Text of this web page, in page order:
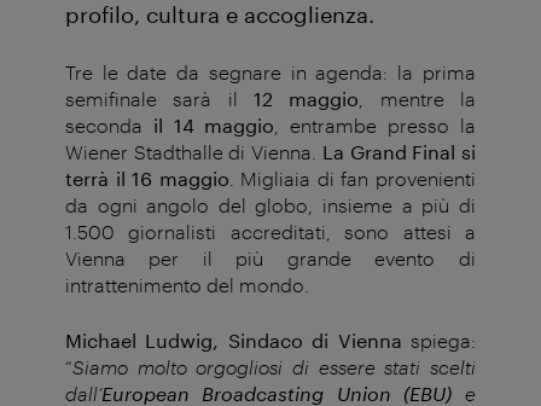
profilo, cultura e accoglienza.
Tre le date da segnare in agenda: la prima
semifinale sarà il 12 maggio , mentre la
seconda il 14 maggio , entrambe presso la
Wiener Stadthalle di Vienna. La Grand Final si
terrà il 16 maggio . Migliaia di fan provenienti
da ogni angolo del globo, insieme a più di
1.500 giornalisti accreditati, sono attesi a
Vienna per il più grande evento di
intrattenimento del mondo.
Michael Ludwig, Sindaco di Vienna spiega:
“Siamo molto orgogliosi di essere stati scelti
dall’European Broadcasting Union (EBU) e